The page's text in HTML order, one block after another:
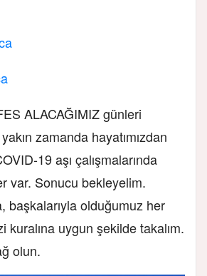
ALACAĞIMIZ günleri
zamanda hayatımızdan
19 aşı çalışmalarında
var. Sonucu bekleyelim.
başkalarıyla olduğumuz her
kuralına uygun şekilde takalım.
olun.